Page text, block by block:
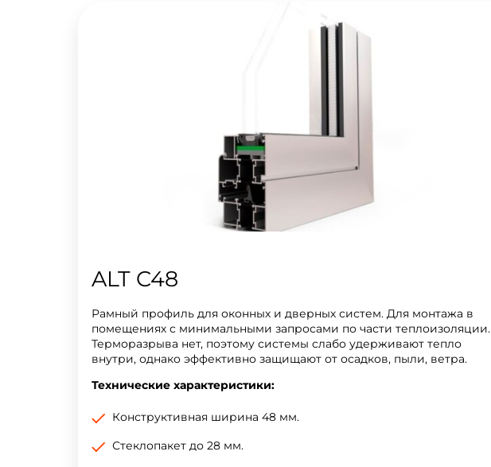
ALT C48
Рамный профиль для оконных и дверных систем. Для монтажа в
помещениях с минимальными запросами по части теплоизоляции.
Терморазрыва нет, поэтому системы слабо удерживают тепло
внутри, однако эффективно защищают от осадков, пыли, ветра.
Технические характеристики:
Конструктивная ширина 48 мм.
Стеклопакет до 28 мм.